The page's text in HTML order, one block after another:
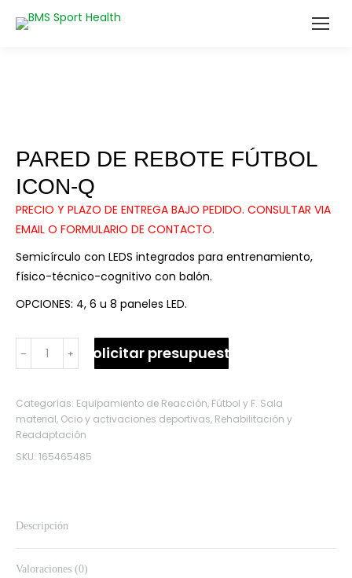
PARED DE REBOTE FÚTBOL
ICON-Q
PRECIO Y PLAZO DE ENTREGA BAJO PEDIDO. CONSULTAR VIA
EMAIL O FORMULARIO DE CONTACTO.
Semicírculo con LEDS integrados para entrenamiento,
físico-técnico-cognitivo con balón.
OPCIONES: 4, 6 u 8 paneles LED.
PARED
DE
FÚTBOL
ICON-
cantidad
﹣ ﹢ Solicitar presupuesto
Categorías: Equipamiento de Reacción, Fútbol y F. Sala
material, Ocio y activaciones deportivas, Rehabilitación y
Readaptación
SKU: 165465485
Descripción
Valoraciones (0)